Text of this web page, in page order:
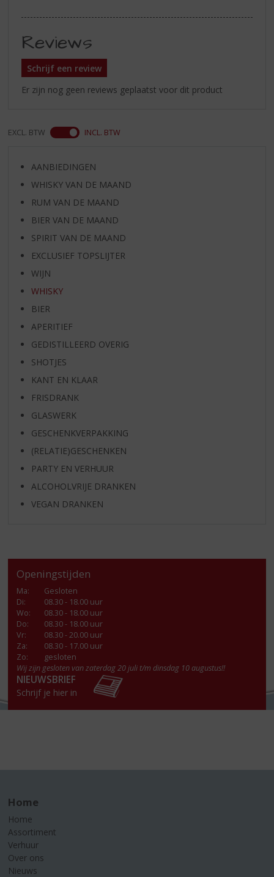
Reviews
Schrijf een review
Er zijn nog geen reviews geplaatst voor dit product
EXCL. BTW INCL. BTW
AANBIEDINGEN
WHISKY VAN DE MAAND
RUM VAN DE MAAND
BIER VAN DE MAAND
SPIRIT VAN DE MAAND
EXCLUSIEF TOPSLIJTER
WIJN
WHISKY
BIER
APERITIEF
GEDISTILLEERD OVERIG
SHOTJES
KANT EN KLAAR
FRISDRANK
GLASWERK
GESCHENKVERPAKKING
(RELATIE)GESCHENKEN
PARTY EN VERHUUR
ALCOHOLVRIJE DRANKEN
VEGAN DRANKEN
Openingstijden
Ma:
Gesloten
Di:
08.30 - 18.00 uur
Wo:
08.30 - 18.00 uur
Do:
08.30 - 18.00 uur
Vr:
08.30 - 20.00 uur
Za:
08.30 - 17.00 uur
Zo:
gesloten
Wij zijn gesloten van zaterdag 20 juli t/m dinsdag 10 augustus!!
NIEUWSBRIEF
Schrijf je hier in
Home
Home
Assortiment
Verhuur
Over ons
Nieuws